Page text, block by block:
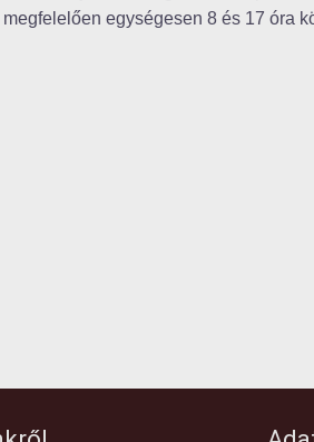
egységesen 8 és 17 óra